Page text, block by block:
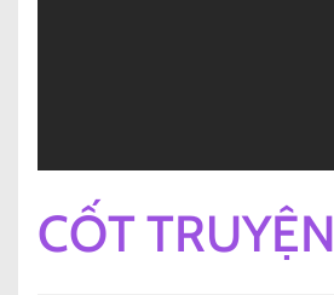
CỐT TRUYỆN